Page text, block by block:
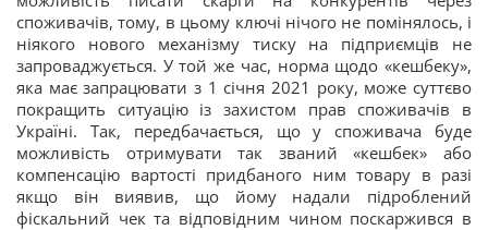
споживачів, тому, в цьому ключі нічого не помінялось, і
ніякого нового механізму тиску на підприємців не
запроваджується. У той же час, норма щодо «кешбеку»,
яка має запрацювати з 1 січня 2021 року, може суттєво
покращить ситуацію із захистом прав споживачів в
Україні. Так, передбачається, що у споживача буде
можливість отримувати так званий «кешбек» або
компенсацію вартості придбаного ним товару в разі
якщо він виявив, що йому надали підроблений
фіскальний чек та відповідним чином поскаржився в